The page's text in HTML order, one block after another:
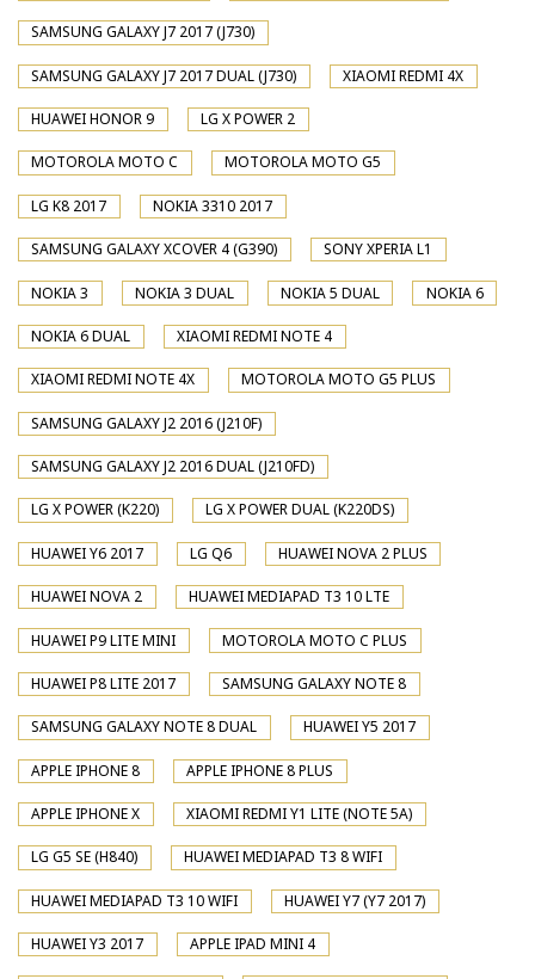
SAMSUNG GALAXY J7 2017 (J730)
SAMSUNG GALAXY J7 2017 DUAL (J730) XIAOMI REDMI 4X
HUAWEI HONOR 9 LG X POWER 2
MOTOROLA MOTO C MOTOROLA MOTO G5
LG K8 2017 NOKIA 3310 2017
SAMSUNG GALAXY XCOVER 4 (G390) SONY XPERIA L1
NOKIA 3 NOKIA 3 DUAL NOKIA 5 DUAL NOKIA 6
NOKIA 6 DUAL XIAOMI REDMI NOTE 4
XIAOMI REDMI NOTE 4X MOTOROLA MOTO G5 PLUS
SAMSUNG GALAXY J2 2016 (J210F)
SAMSUNG GALAXY J2 2016 DUAL (J210FD)
LG X POWER (K220) LG X POWER DUAL (K220DS)
HUAWEI Y6 2017 LG Q6 HUAWEI NOVA 2 PLUS
HUAWEI NOVA 2 HUAWEI MEDIAPAD T3 10 LTE
HUAWEI P9 LITE MINI MOTOROLA MOTO C PLUS
HUAWEI P8 LITE 2017 SAMSUNG GALAXY NOTE 8
SAMSUNG GALAXY NOTE 8 DUAL HUAWEI Y5 2017
APPLE IPHONE 8 APPLE IPHONE 8 PLUS
APPLE IPHONE X XIAOMI REDMI Y1 LITE (NOTE 5A)
LG G5 SE (H840) HUAWEI MEDIAPAD T3 8 WIFI
HUAWEI MEDIAPAD T3 10 WIFI HUAWEI Y7 (Y7 2017)
HUAWEI Y3 2017 APPLE IPAD MINI 4